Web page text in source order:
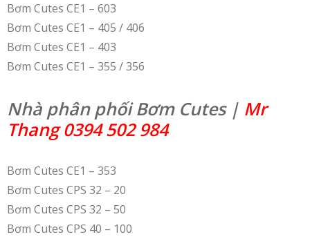
Bơm Cutes CE1 – 603
Bơm Cutes CE1 – 405 / 406
Bơm Cutes CE1 – 403
Bơm Cutes CE1 – 355 / 356
Nhà phân phối Bơm Cutes | Mr
Thang 0394 502 984
Bơm Cutes CE1 – 353
Bơm Cutes CPS 32 – 20
Bơm Cutes CPS 32 – 50
Bơm Cutes CPS 40 – 100